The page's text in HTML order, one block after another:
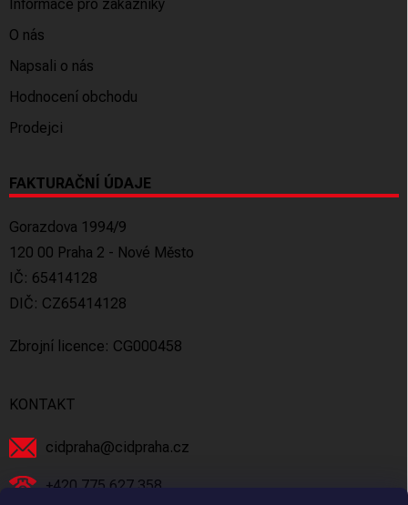
Informace pro zákazníky
O nás
Napsali o nás
Hodnocení obchodu
Prodejci
FAKTURAČNÍ ÚDAJE
Gorazdova 1994/9
120 00 Praha 2 - Nové Město
IČ: 65414128
DIČ: CZ65414128
Zbrojní licence: CG000458
KONTAKT
cidpraha@cidpraha.cz
+420 775 627 358